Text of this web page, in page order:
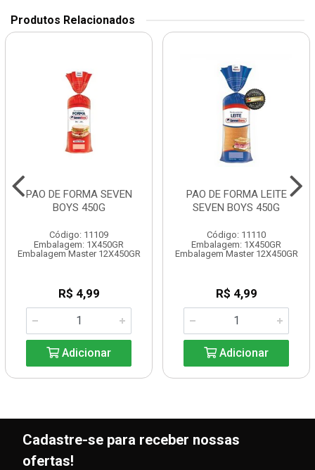
Produtos Relacionados
PAO DE FORMA SEVEN
BOYS 450G
Código: 11109
Embalagem: 1X450GR
Embalagem Master 12X450GR
R$ 4,99
Adicionar
PAO DE FORMA LEITE
SEVEN BOYS 450G
Código: 11110
Embalagem: 1X450GR
Embalagem Master 12X450GR
R$ 4,99
Adicionar
Cadastre-se para receber nossas
ofertas!